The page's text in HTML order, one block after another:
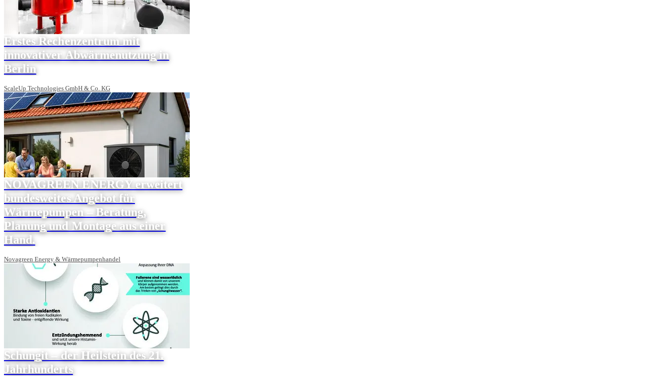
Erstes Rechenzentrum mit
innovativer Abwärmenutzung in
Berlin
ScaleUp Technologies GmbH & Co. KG
NOVAGREEN ENERGY erweitert
bundesweites Angebot für
Wärmepumpen – Beratung,
Planung und Montage aus einer
Hand.
Novagreen Energy & Wärmepumpenhandel
Schungit – der Heilstein des 21.
Jahrhunderts